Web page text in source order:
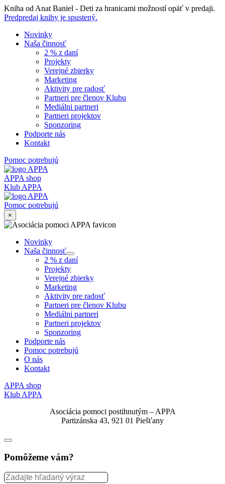
Skip
to
Kniha od Anat Baniel - Deti za hranicami možností opäť v predaji.
Predpredaj knihy je spustený.
Novinky
Naša činnosť
2 % z daní
Projekty
Verejné zbierky
Marketing
Aktivity pre radosť
Partneri pre členov Klubu
Mediálni partneri
Partneri projektov
Sponzoring
Podporte nás
Kontakt
Pomoc potrebujú
APPA shop
Klub APPA
Pomoc potrebujú
×
Novinky
Naša činnosť
Submenu
2 % z daní
Projekty
Verejné zbierky
Marketing
Aktivity pre radosť
Partneri pre členov Klubu
Mediálni partneri
Partneri projektov
Sponzoring
Podporte nás
Pomoc potrebujú
O nás
Kontakt
APPA shop
Klub APPA
Asociácia pomoci postihnutým – APPA
Partizánska 43, 921 01 Piešťany
Pomôžeme vám?